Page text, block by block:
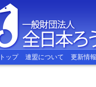
トップ
連盟について 更新情報